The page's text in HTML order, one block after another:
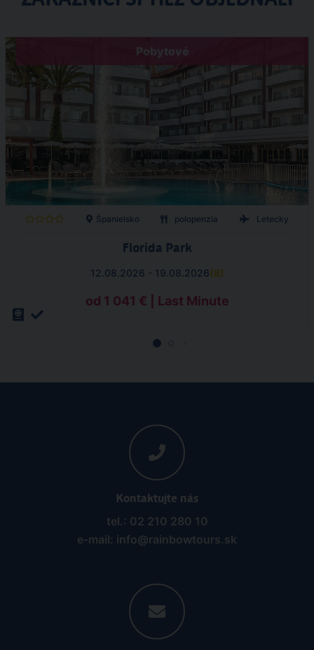
Pobytové
Španielsko polopenzia Letecky
Florida Park
12.08.2026 - 19.08.2026(8)
od 1 041 € | Last Minute
Kontaktujte nás
tel.: 02 210 280 10
e-mail: info@rainbowtours.sk